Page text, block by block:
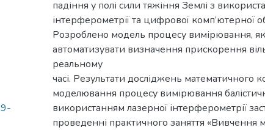
падіння у полі сили тяжіння Землі з
інтерферометрії та цифрової комп’ютерної
Розроблено модель процесу вимірювання,
автоматизувати визначення прискорення
реальному
часі. Результати досліджень математичного
моделювання процесу вимірювання
використанням лазерної інтерферометрії
проведенні практичного заняття «Вивчення